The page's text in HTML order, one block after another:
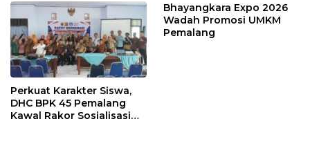
Perkuat Karakter Siswa,
DHC BPK 45 Pemalang
Kawal Rakor Sosialisasi
Bhayangkara Expo 2026
Wadah Promosi UMKM
Pemalang